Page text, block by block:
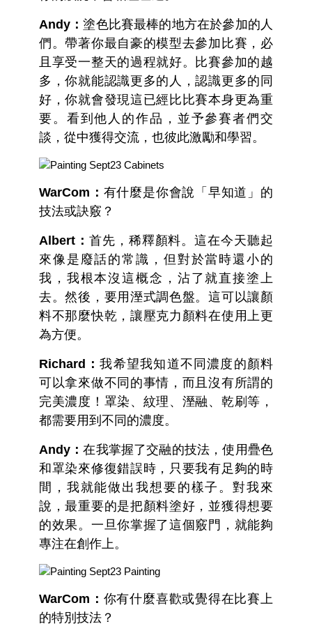
Andy：塗色比賽最棒的地方在於參加的人
們。帶著你最自豪的模型去參加比賽，必
且享受一整天的過程就好。比賽參加的越
多，你就能認識更多的人，認識更多的同
好，你就會發現這已經比比賽本身更為重
要。看到他人的作品，並予參賽者們交
談，從中獲得交流，也彼此激勵和學習。
WarCom： 有什麼是你會說「早知道」的
技法或訣竅？
Albert： 首先，稀釋顏料。這在今天聽起
來像是廢話的常識，但對於當時還小的
我，我根本沒這概念，沾了就直接塗上
去。然後，要用溼式調色盤。這可以讓顏
料不那麼快乾，讓壓克力顏料在使用上更
為方便。
Richard：我希望我知道不同濃度的顏料
可以拿來做不同的事情，而且沒有所謂的
完美濃度！罩染、紋理、溼融、乾刷等，
都需要用到不同的濃度。
Andy：在我掌握了交融的技法，使用疊色
和罩染來修復錯誤時，只要我有足夠的時
間，我就能做出我想要的樣子。對我來
說，最重要的是把顏料塗好，並獲得想要
的效果。一旦你掌握了這個竅門，就能夠
專注在創作上。
WarCom： 你有什麼喜歡或覺得在比賽上
的特別技法？